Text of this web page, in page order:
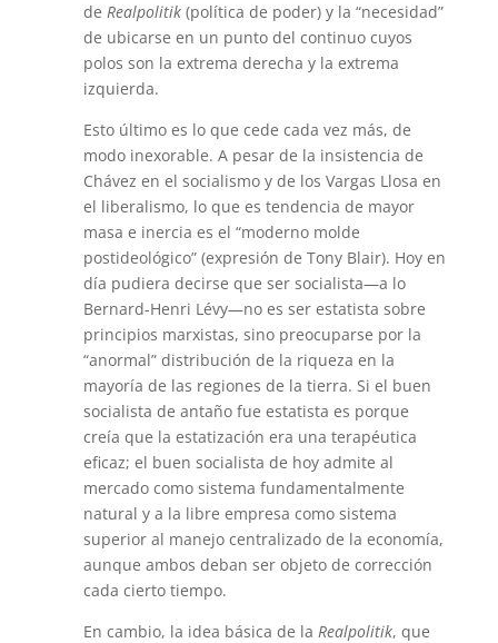
de Realpolitik(política de poder) y la “necesidad”
de ubicarse en un punto del continuo cuyos
polos son la extrema derecha y la extrema
izquierda.
Esto último es lo que cede cada vez más, de
modo inexorable. A pesar de la insistencia de
Chávez en el socialismo y de los Vargas Llosa en
el liberalismo, lo que es tendencia de mayor
masa e inercia es el “moderno molde
postideológico” (expresión de Tony Blair). Hoy en
día pudiera decirse que ser socialista—a lo
Bernard-Henri Lévy—no es ser estatista sobre
principios marxistas, sino preocuparse por la
“anormal” distribución de la riqueza en la
mayoría de las regiones de la tierra. Si el buen
socialista de antaño fue estatista es porque
creía que la estatización era una terapéutica
eficaz; el buen socialista de hoy admite al
mercado como sistema fundamentalmente
natural y a la libre empresa como sistema
superior al manejo centralizado de la economía,
aunque ambos deban ser objeto de corrección
cada cierto tiempo.
En cambio, la idea básica de la Realpolitik, que